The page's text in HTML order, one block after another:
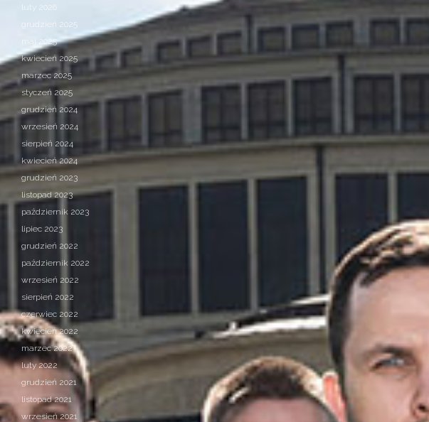
luty 2026
grudzień 2025
maj 2025
kwiecień 2025
marzec 2025
styczeń 2025
grudzień 2024
wrzesień 2024
sierpień 2024
kwiecień 2024
grudzień 2023
listopad 2023
październik 2023
lipiec 2023
grudzień 2022
październik 2022
wrzesień 2022
sierpień 2022
czerwiec 2022
kwiecień 2022
marzec 2022
luty 2022
grudzień 2021
listopad 2021
wrzesień 2021